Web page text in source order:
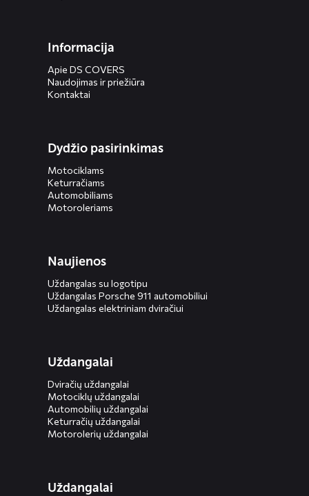
Informacija
Apie DS COVERS
Naudojimas ir priežiūra
Kontaktai
Dydžio pasirinkimas
Motociklams
Keturračiams
Automobiliams
Motoroleriams
Naujienos
Uždangalas su logotipu
Uždangalas Porsche 911 automobiliui
Uždangalas elektriniam dviračiui
Uždangalai
Dviračių uždangalai
Motociklų uždangalai
Automobilių uždangalai
Keturračių uždangalai
Motorolerių uždangalai
Uždangalai